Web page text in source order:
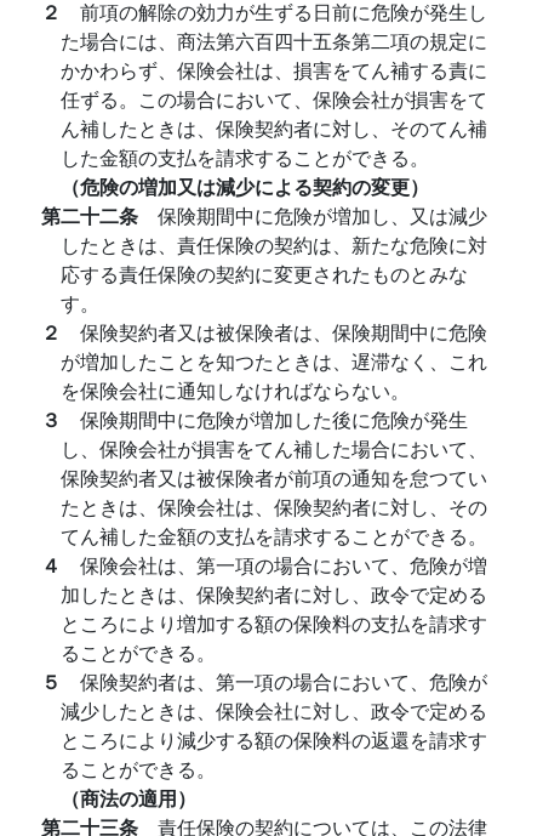
２ 前項の解除の効力が生ずる日前に危険が発生し
た場合には、商法第六百四十五条第二項の規定に
かかわらず、保険会社は、損害をてん補する責に
任ずる。この場合において、保険会社が損害をて
ん補したときは、保険契約者に対し、そのてん補
した金額の支払を請求することができる。
（危険の増加又は減少による契約の変更）
第二十二条 保険期間中に危険が増加し、又は減少
したときは、責任保険の契約は、新たな危険に対
応する責任保険の契約に変更されたものとみな
す。
２ 保険契約者又は被保険者は、保険期間中に危険
が増加したことを知つたときは、遅滞なく、これ
を保険会社に通知しなければならない。
３ 保険期間中に危険が増加した後に危険が発生
し、保険会社が損害をてん補した場合において、
保険契約者又は被保険者が前項の通知を怠つてい
たときは、保険会社は、保険契約者に対し、その
てん補した金額の支払を請求することができる。
４ 保険会社は、第一項の場合において、危険が増
加したときは、保険契約者に対し、政令で定める
ところにより増加する額の保険料の支払を請求す
ることができる。
５ 保険契約者は、第一項の場合において、危険が
減少したときは、保険会社に対し、政令で定める
ところにより減少する額の保険料の返還を請求す
ることができる。
（商法の適用）
第二十三条 責任保険の契約については、この法律